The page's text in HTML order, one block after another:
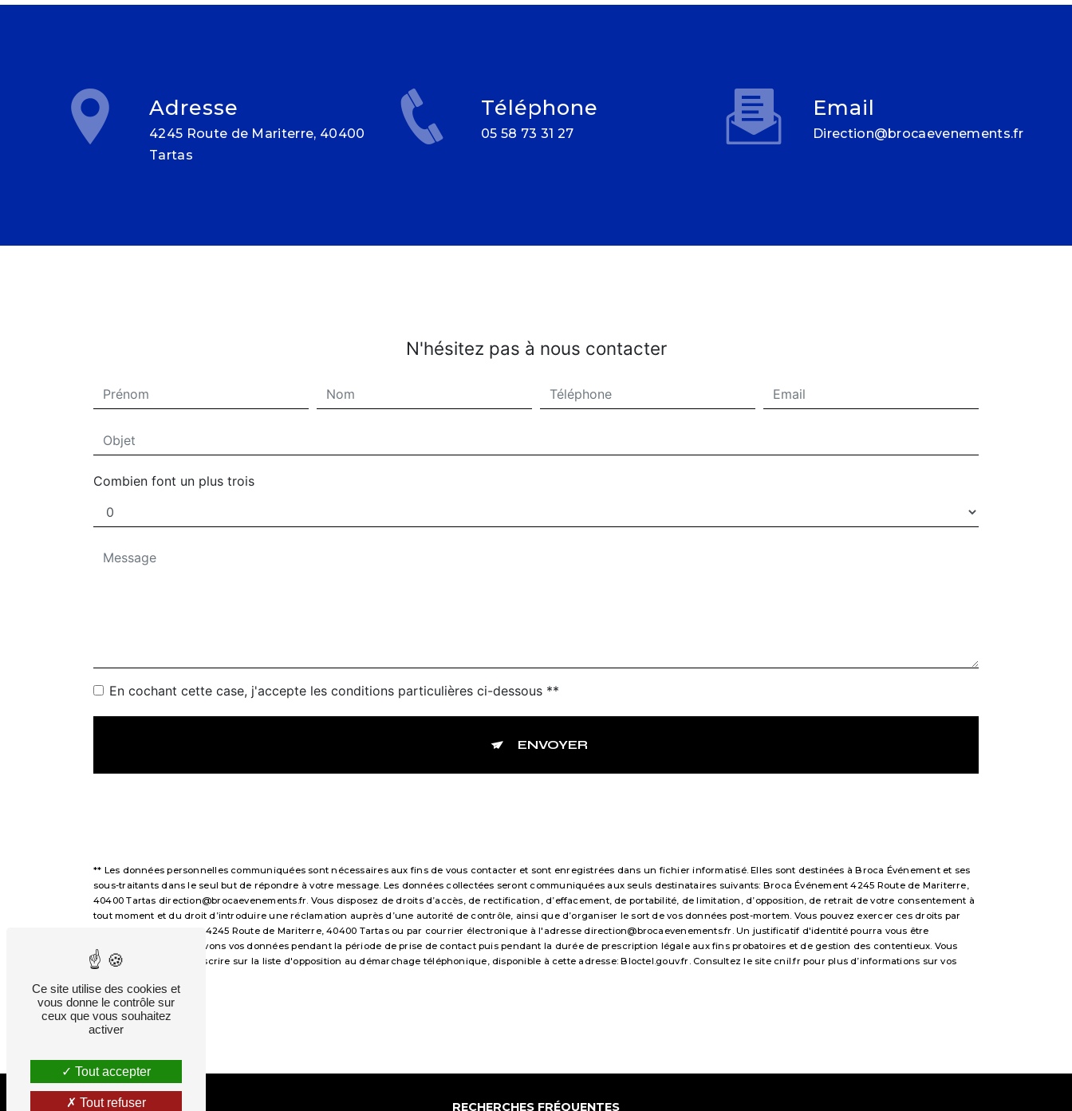
Adresse
4245 Route de Mariterre, 40400
Tartas
Téléphone
05 58 73 31 27
Email
direction@brocaevenements.fr
N'hésitez pas à nous contacter
Combien font un plus trois
En cochant cette case, j'accepte les conditions particulières ci-dessous **
ENVOYER
** Les données personnelles communiquées sont nécessaires aux fins de vous contacter et sont enregistrées dans un fichier informatisé. Elles sont destinées à Broca Événement et ses
sous-traitants dans le seul but de répondre à votre message. Les données collectées seront communiquées aux seuls destinataires suivants: Broca Événement 4245 Route de Mariterre,
40400 Tartas direction@brocaevenements.fr. Vous disposez de droits d’accès, de rectification, d’effacement, de portabilité, de limitation, d’opposition, de retrait de votre consentement à
tout moment et du droit d’introduire une réclamation auprès d’une autorité de contrôle, ainsi que d’organiser le sort de vos données post-mortem. Vous pouvez exercer ces droits par
voie postale à l'adresse 4245 Route de Mariterre, 40400 Tartas ou par courrier électronique à l'adresse direction@brocaevenements.fr. Un justificatif d'identité pourra vous être
demandé. Nous conservons vos données pendant la période de prise de contact puis pendant la durée de prescription légale aux fins probatoires et de gestion des contentieux. Vous
avez le droit de vous inscrire sur la liste d'opposition au démarchage téléphonique, disponible à cette adresse:
Bloctel.gouv.fr. Consultez le site cnil.fr pour plus d’informations sur vos
RECHERCHES FRÉQUENTES
Ce site utilise des cookies et
vous donne le contrôle sur
ceux que vous souhaitez
activer
Tout accepter
Tout refuser